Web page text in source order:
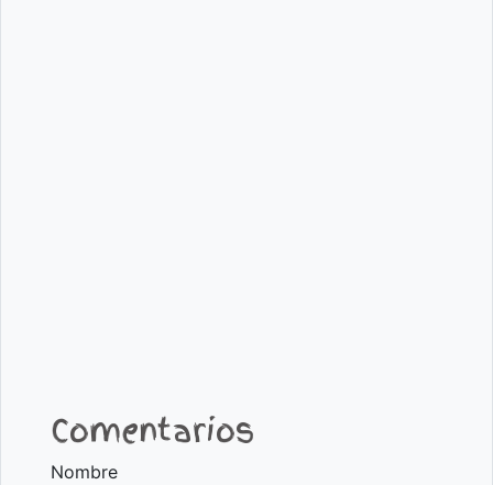
Comentarios
Nombre